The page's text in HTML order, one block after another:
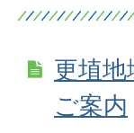
更埴
ご案内